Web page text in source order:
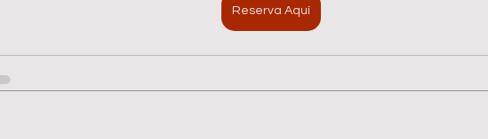
Reserva Aquí